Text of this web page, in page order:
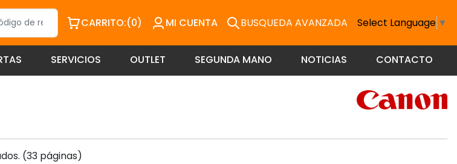
CARRITO:(0) MI CUENTA BUSQUEDA AVANZADA Select Language ▼
SERVICIOS OUTLET SEGUNDA MANO NOTICIAS CONTACTO
(33 páginas)